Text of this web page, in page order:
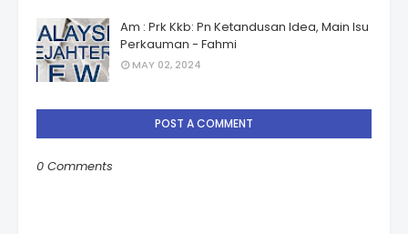
Am : Prk Kkb: Pn Ketandusan Idea, Main Isu
Perkauman - Fahmi
MAY 02, 2024
POST A COMMENT
0 Comments